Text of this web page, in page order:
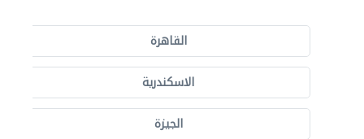
القاهرة
الاسكندرية
الجيزة